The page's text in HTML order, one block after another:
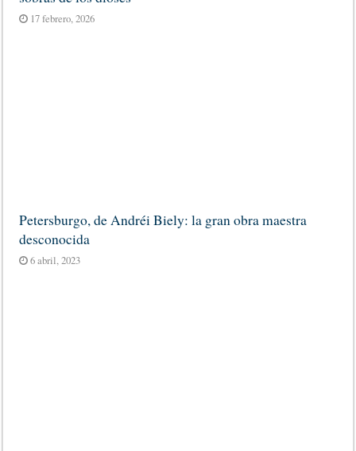
17 febrero, 2026
Petersburgo, de Andréi Biely: la gran obra maestra
desconocida
6 abril, 2023